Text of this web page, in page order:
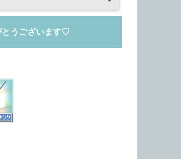
とうございます♡